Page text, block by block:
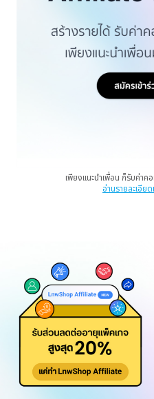
เพียงแนะนำเพื่อน ก็รับค่า
อ่านรายละเอีย